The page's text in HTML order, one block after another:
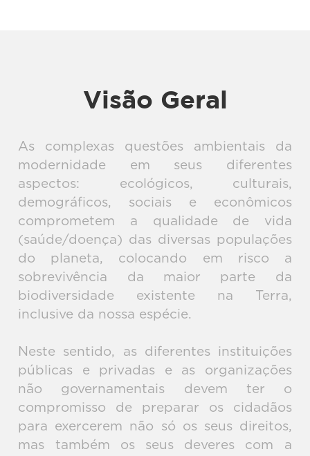
Visão Geral
As complexas questões ambientais da
modernidade em seus diferentes
aspectos: ecológicos, culturais,
demográficos, sociais e econômicos
comprometem a qualidade de vida
(saúde/doença) das diversas populações
do planeta, colocando em risco a
sobrevivência da maior parte da
biodiversidade existente na Terra,
inclusive da nossa espécie.
Neste sentido, as diferentes instituições
públicas e privadas e as organizações
não governamentais devem ter o
compromisso de preparar os cidadãos
para exercerem não só os seus direitos,
mas também os seus deveres com a